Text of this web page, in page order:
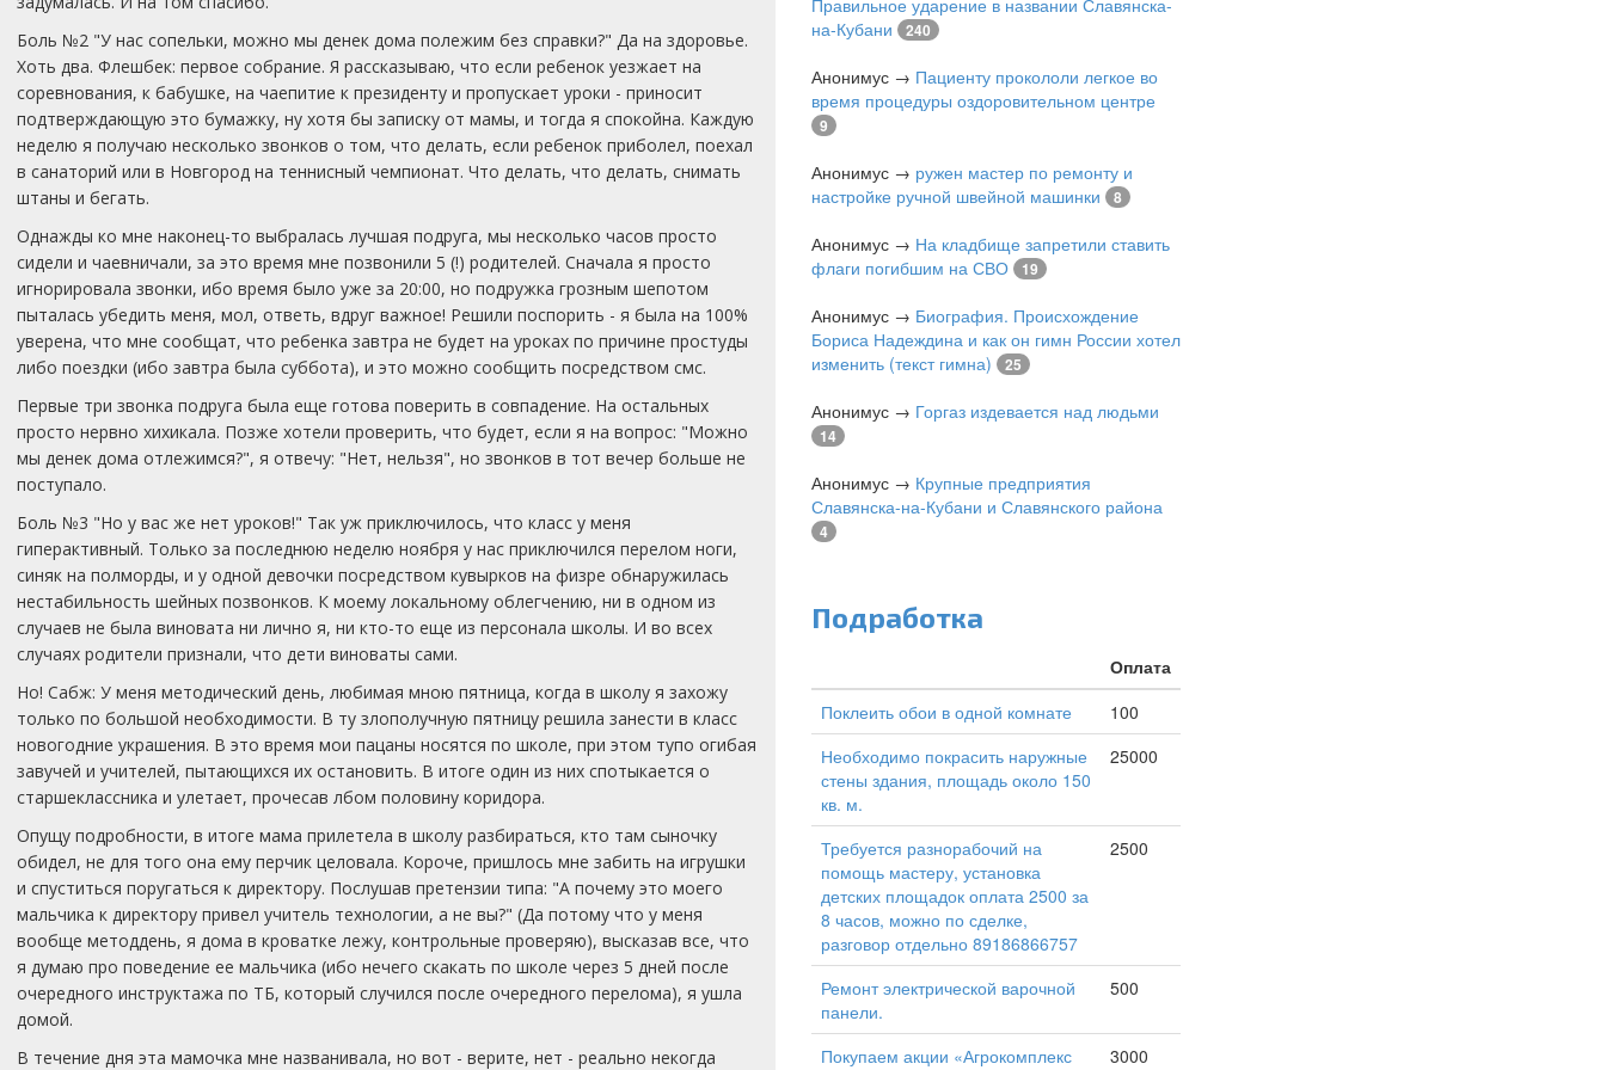
Боль №2 "У нас сопельки, можно мы денек дома полежим без справки?" Да на здоровье.
Хоть два. Флешбек: первое собрание. Я рассказываю, что если ребенок уезжает на
соревнования, к бабушке, на чаепитие к президенту и пропускает уроки - приносит
подтверждающую это бумажку, ну хотя бы записку от мамы, и тогда я спокойна. Каждую
неделю я получаю несколько звонков о том, что делать, если ребенок приболел, поехал
в санаторий или в Новгород на теннисный чемпионат. Что делать, что делать, снимать
штаны и бегать.
Однажды ко мне наконец-то выбралась лучшая подруга, мы несколько часов просто
сидели и чаевничали, за это время мне позвонили 5 (!) родителей. Сначала я просто
игнорировала звонки, ибо время было уже за 20:00, но подружка грозным шепотом
пыталась убедить меня, мол, ответь, вдруг важное! Решили поспорить - я была на 100%
уверена, что мне сообщат, что ребенка завтра не будет на уроках по причине простуды
либо поездки (ибо завтра была суббота), и это можно сообщить посредством смс.
Первые три звонка подруга была еще готова поверить в совпадение. На остальных
просто нервно хихикала. Позже хотели проверить, что будет, если я на вопрос: "Можно
мы денек дома отлежимся?", я отвечу: "Нет, нельзя", но звонков в тот вечер больше не
поступало.
Боль №3 "Но у вас же нет уроков!" Так уж приключилось, что класс у меня
гиперактивный. Только за последнюю неделю ноября у нас приключился перелом ноги,
синяк на полморды, и у одной девочки посредством кувырков на физре обнаружилась
нестабильность шейных позвонков. К моему локальному облегчению, ни в одном из
случаев не была виновата ни лично я, ни кто-то еще из персонала школы. И во всех
случаях родители признали, что дети виноваты сами.
Но! Сабж: У меня методический день, любимая мною пятница, когда в школу я захожу
только по большой необходимости. В ту злополучную пятницу решила занести в класс
новогодние украшения. В это время мои пацаны носятся по школе, при этом тупо огибая
завучей и учителей, пытающихся их остановить. В итоге один из них спотыкается о
старшеклассника и улетает, прочесав лбом половину коридора.
Опущу подробности, в итоге мама прилетела в школу разбираться, кто там сыночку
обидел, не для того она ему перчик целовала. Короче, пришлось мне забить на игрушки
и спуститься поругаться к директору. Послушав претензии типа: "А почему это моего
мальчика к директору привел учитель технологии, а не вы?" (Да потому что у меня
вообще методдень, я дома в кроватке лежу, контрольные проверяю), высказав все, что
я думаю про поведение ее мальчика (ибо нечего скакать по школе через 5 дней после
очередного инструктажа по ТБ, который случился после очередного перелома), я ушла
домой.
В течение дня эта мамочка мне названивала, но вот - верите, нет - реально некогда
Правильное ударение в названии Славянска-
на-Кубани
240
Анонимус → Пациенту прокололи легкое во
время процедуры оздоровительном центре
9
Анонимус → ружен мастер по ремонту и
настройке ручной швейной машинки
8
Анонимус → На кладбище запретили ставить
флаги погибшим на СВО
19
Анонимус → Биография. Происхождение
Бориса Надеждина и как он гимн России хотел
изменить (текст гимна)
25
Анонимус → Горгаз издевается над людьми
14
Анонимус → Крупные предприятия
Славянска-на-Кубани и Славянского района
4
Подработка
Оплата
Поклеить обои в одной комнате
100
Необходимо покрасить наружные
стены здания, площадь около 150
кв. м.
25000
Требуется разнорабочий на
помощь мастеру, установка
детских площадок оплата 2500 за
8 часов, можно по сделке,
разговор отдельно 89186866757
2500
Ремонт электрической варочной
панели.
500
Покупаем акции «Агрокомплекс
3000